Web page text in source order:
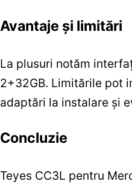
Avantaje și limitări
La plusuri notăm
2+32GB. Limitările pot
adaptări la instalare și
Concluzie
Teyes CC3L pentru